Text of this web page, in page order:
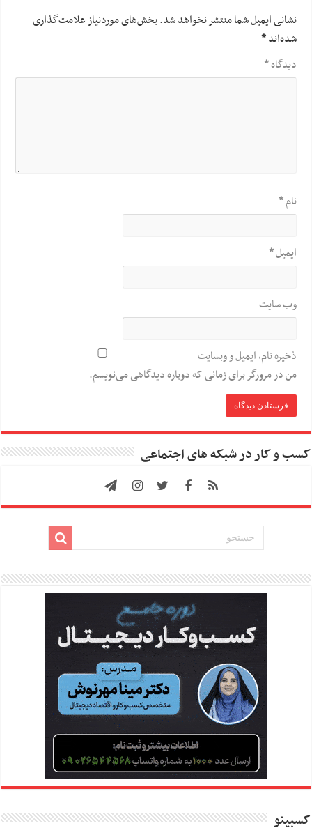
نشانی ایمیل شما منتشر نخواهد شد.بخش‌های موردنیاز علامت‌گذاری
شده‌اند*
دیدگاه*
نام*
ایمیل*
وب‌ سایت
ذخیره نام، ایمیل و وبسایت
من در مرورگر برای زمانی که دوباره دیدگاهی می‌نویسم.
کسب و کار در شبکه های اجتماعی
کسبینو